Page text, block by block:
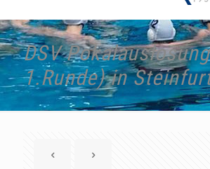
DSV
1.Runde) in